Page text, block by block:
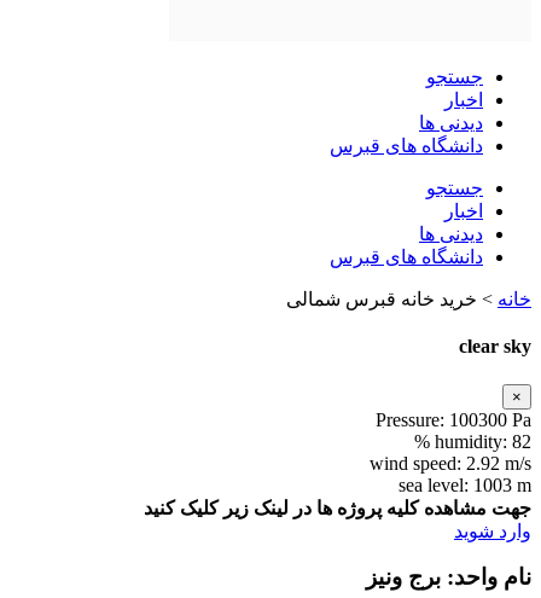
جستجو
اخبار
دیدنی ها
دانشگاه های قبرس
جستجو
اخبار
دیدنی ها
دانشگاه های قبرس
خانه > خرید خانه قبرس شمالی
clear sky
×
Pressure: 100300 Pa
humidity: 82 %
wind speed: 2.92 m/s
sea level: 1003 m
جهت مشاهده کلیه پروژه ها در لینک زیر کلیک کنید
وارد شوید
نام واحد: برج ونیز